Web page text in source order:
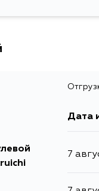
Дата
7